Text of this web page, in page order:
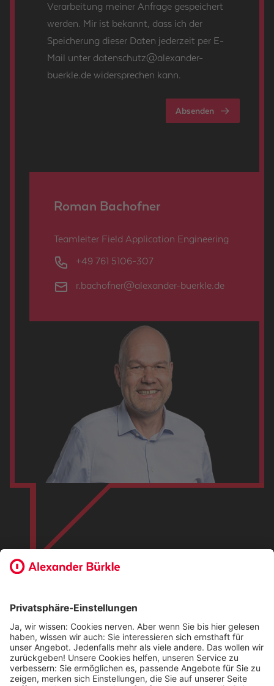
Verarbeitung meiner Anfrage gespeichert
werden. Mir ist bekannt, dass ich der
Speicherung dieser Daten jederzeit per E-
Mail unter datenschutz@alexander-
buerkle.de widersprechen kann.
Absenden
Roman Bachof­ner
Team­lei­ter Field Ap­pli­ca­ti­on En­gi­nee­ring
Phone num­ber
+49 761 5106-307
Email r.​bachofner@​alexander-​buerkle.​de
Impressum